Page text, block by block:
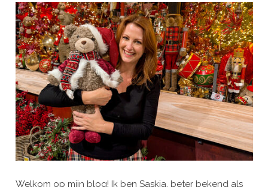
Welkom op mijn blog! Ik ben Saskia, beter bekend als